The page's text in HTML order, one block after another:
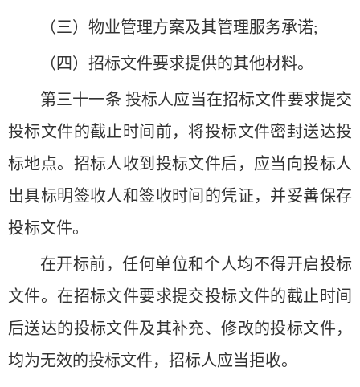
（三）物业管理方案及其管理服务承诺;
（四）招标文件要求提供的其他材料。
第三十一条 投标人应当在招标文件要求提交
投标文件的截止时间前，将投标文件密封送达投
标地点。招标人收到投标文件后，应当向投标人
出具标明签收人和签收时间的凭证，并妥善保存
投标文件。
在开标前，任何单位和个人均不得开启投标
文件。在招标文件要求提交投标文件的截止时间
后送达的投标文件及其补充、修改的投标文件，
均为无效的投标文件，招标人应当拒收。